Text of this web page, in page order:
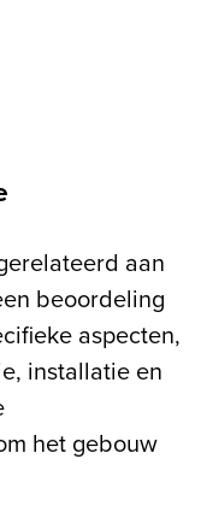
aan
beoordeling
aspecten,
installatie en
het gebouw